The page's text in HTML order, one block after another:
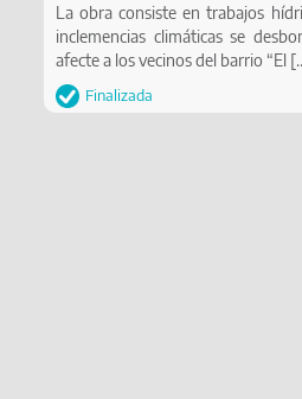
La obra consiste en trabajos
inclemencias climáticas se
afecte a los vecinos del barrio “El
Finalizada